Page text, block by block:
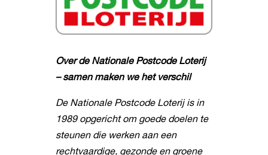
Over de Nationale Postcode Loterij
– samen maken we het verschil
De Nationale Postcode Loterij is in
1989 opgericht om goede doelen te
steunen die werken aan een
rechtvaardige, gezonde en groene